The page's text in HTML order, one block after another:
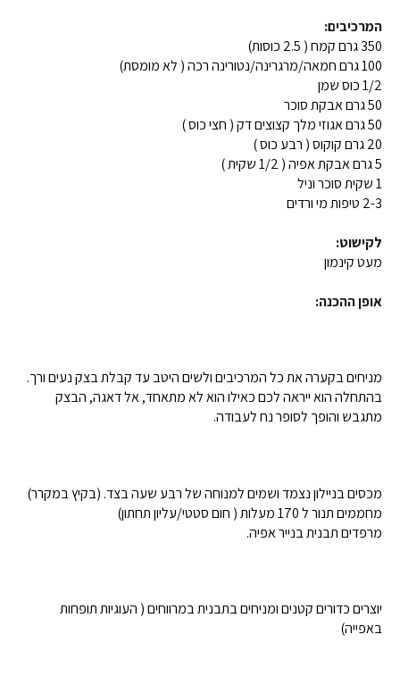
המרכיבים:
350 גרם קמח ( 2.5 כוסות)
100 גרם חמאה/מרגרינה/נטורינה רכה ( לא מומסת)
1/2 כוס שמן
50 גרם אבקת סוכר
50 גרם אגוזי מלך קצוצים דק ( חצי כוס )
20 גרם קוקוס ( רבע כוס )
5 גרם אבקת אפיה ( 1/2 שקית )
1 שקית סוכר וניל
2-3 טיפות מי ורדים
לקישוט:
מעט קינמון
אופן ההכנה:
מניחים בקערה את כל המרכיבים ולשים היטב עד קבלת בצק נעים ורך.
בהתחלה הוא ייראה לכם כאילו הוא לא מתאחד, אל דאגה, הבצק
מתגבש והופך לסופר נח לעבודה.
מכסים בניילון נצמד ושמים למנוחה של רבע שעה בצד. (בקיץ במקרר)
מחממים תנור ל 170 מעלות ( חום סטטי/עליון תחתון)
מרפדים תבנית בנייר אפיה.
יוצרים כדורים קטנים ומניחים בתבנית במרווחים ( העוגיות תופחות
באפייה)